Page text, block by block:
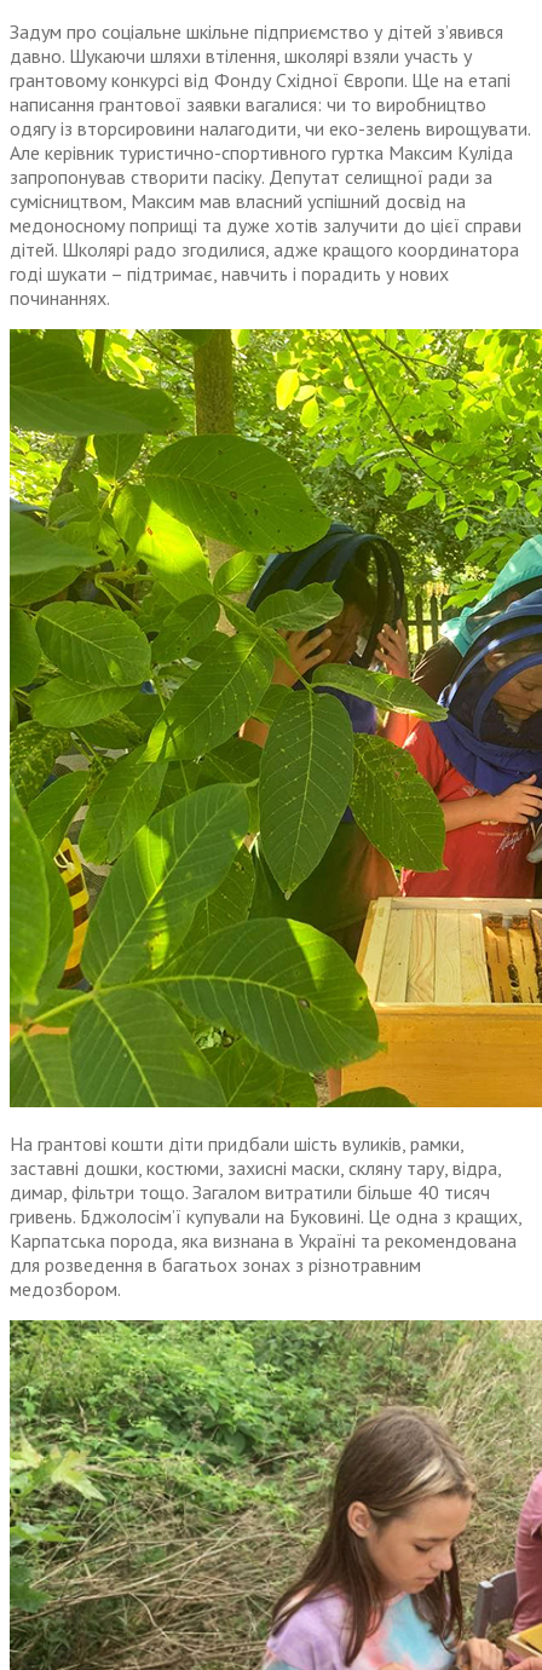
Задум про соціальне шкільне підприємство у дітей з’явився
давно. Шукаючи шляхи втілення, школярі взяли участь у
грантовому конкурсі від Фонду Східної Європи. Ще на етапі
написання грантової заявки вагалися: чи то виробництво
одягу із вторсировини налагодити, чи еко-зелень вирощувати.
Але керівник туристично-спортивного гуртка Максим Куліда
запропонував створити пасіку. Депутат селищної ради за
сумісництвом, Максим мав власний успішний досвід на
медоносному поприщі та дуже хотів залучити до цієї справи
дітей. Школярі радо згодилися, адже кращого координатора
годі шукати – підтримає, навчить і порадить у нових
починаннях.
На грантові кошти діти придбали шість вуликів, рамки,
заставні дошки, костюми, захисні маски, скляну тару, відра,
димар, фільтри тощо. Загалом витратили більше 40 тисяч
гривень. Бджолосім’ї купували на Буковині. Це одна з кращих,
Карпатська порода, яка визнана в Україні та рекомендована
для розведення в багатьох зонах з різнотравним
медозбором.